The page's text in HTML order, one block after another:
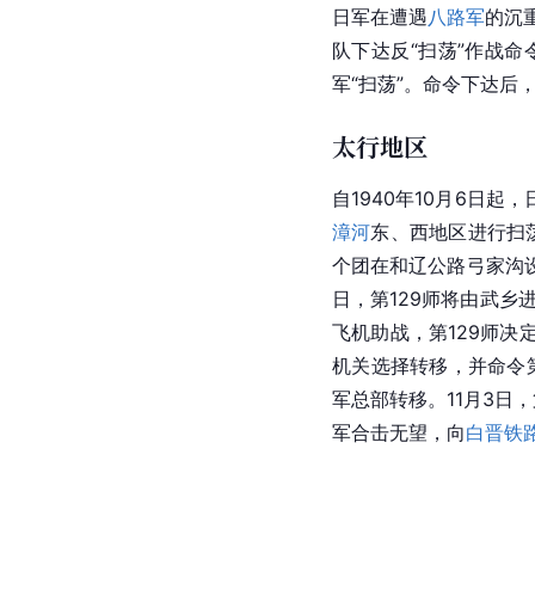
日军在遭遇八路军的沉
队下达反“扫荡”作战
军“扫荡”。命令下达后
太行地区
自1940年10月6日起，
漳河东、西地区进行扫
个团在和辽公路弓家沟
日，第129师将由武乡
飞机助战，第129师决
机关选择转移，并命令
军总部转移。11月3日
军合击无望，向白晋铁